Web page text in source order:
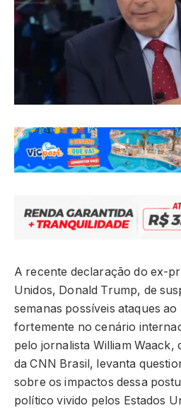
A recente declaração do ex-
Unidos, Donald Trump, de
semanas possíveis ataques
fortemente no cenário
pelo jornalista William Waack,
da CNN Brasil, levanta
sobre os impactos dessa
político vivido pelos Estados